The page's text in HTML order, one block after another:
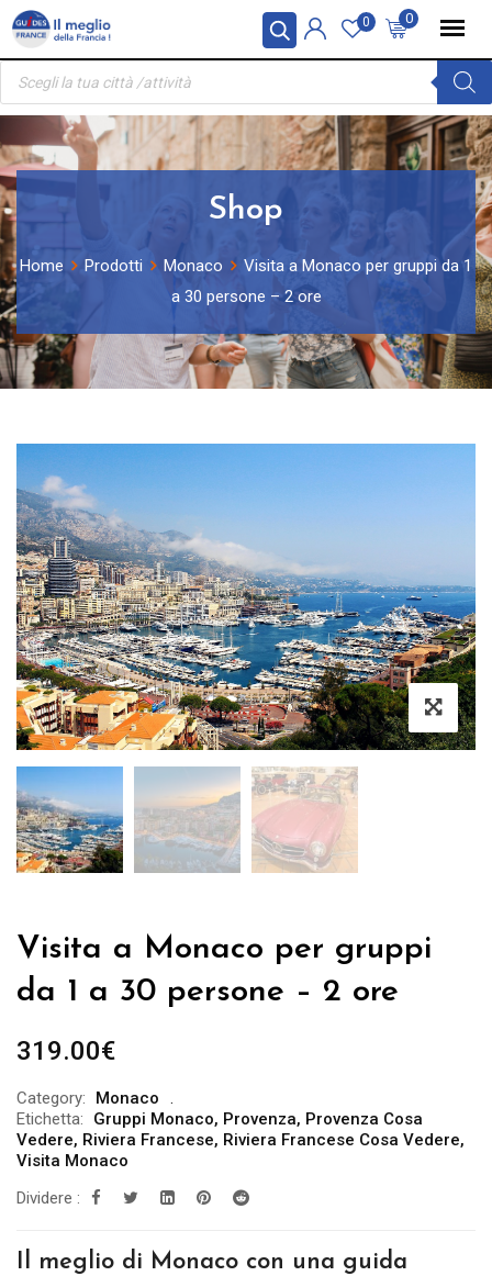
Pannello di gestione dei cookies
Skip
content
0
0
Ricerca
prodotti
Shop
Home Prodotti Monaco
Visita a Monaco per gruppi da 1
a 30 persone – 2 ore
Visita a Monaco per gruppi
da 1 a 30 persone – 2 ore
319.00€
Category:
Monaco
Etichetta:
Gruppi Monaco, Provenza, Provenza Cosa
Vedere, Riviera Francese, Riviera Francese Cosa Vedere,
Visita Monaco
Dividere :
Il meglio di Monaco con una guida